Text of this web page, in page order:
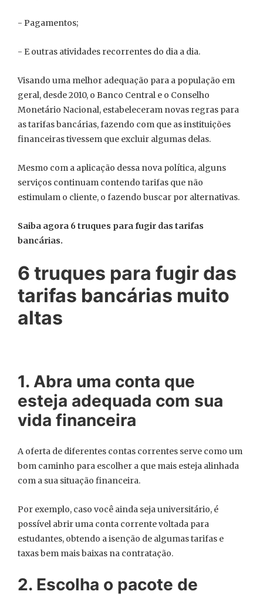
- Pagamentos;
- E outras atividades recorrentes do dia a dia.
Visando uma melhor adequação para a população em
geral, desde 2010, o Banco Central e o Conselho
Monetário Nacional, estabeleceram novas regras para
as tarifas bancárias, fazendo com que as instituições
financeiras tivessem que excluir algumas delas.
Mesmo com a aplicação dessa nova política, alguns
serviços continuam contendo tarifas que não
estimulam o cliente, o fazendo buscar por alternativas.
Saiba agora 6 truques para fugir das tarifas
bancárias.
6 truques para fugir das
tarifas bancárias muito
altas
1. Abra uma conta que
esteja adequada com sua
vida financeira
A oferta de diferentes contas correntes serve como um
bom caminho para escolher a que mais esteja alinhada
com a sua situação financeira.
Por exemplo, caso você ainda seja universitário, é
possível abrir uma conta corrente voltada para
estudantes, obtendo a isenção de algumas tarifas e
taxas bem mais baixas na contratação.
2. Escolha o pacote de